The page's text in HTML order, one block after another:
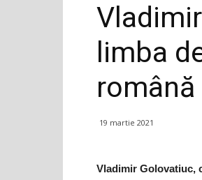
limba
română
19 martie 2021
Vladimir Golovatiuc,